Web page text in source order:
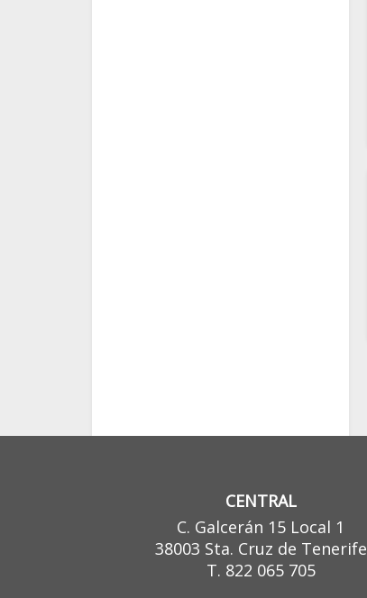
CENTRAL
C. Galcerán 15 Local 1
38003 Sta. Cruz de Tenerife
T. 822 065 705